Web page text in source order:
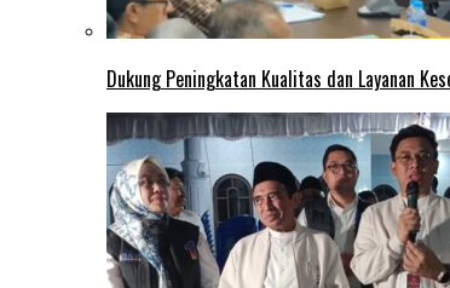
Dukung Peningkatan Kualitas dan Layanan